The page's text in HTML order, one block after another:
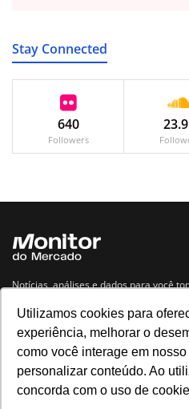
Utilizamos cookies para
experiência, melhorar o
como você interage em
personalizar conteúdo. Ao
concorda com o uso de
Stay Connected
640
Followers
Notícias, análises e dados para você
Navegue no site
Últimas notícias Quem somos
Política de privacidade